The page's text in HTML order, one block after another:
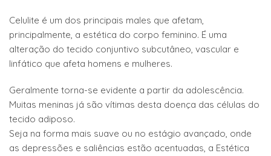
Celulite é um dos principais males que afetam,
principalmente, a estética do corpo feminino. É uma
alteração do tecido conjuntivo subcutâneo, vascular e
linfático que afeta homens e mulheres.
Geralmente torna-se evidente a partir da adolescência.
Muitas meninas já são vítimas desta doença das células do
tecido adiposo.
Seja na forma mais suave ou no estágio avançado, onde
as depressões e saliências estão acentuadas, a Estética